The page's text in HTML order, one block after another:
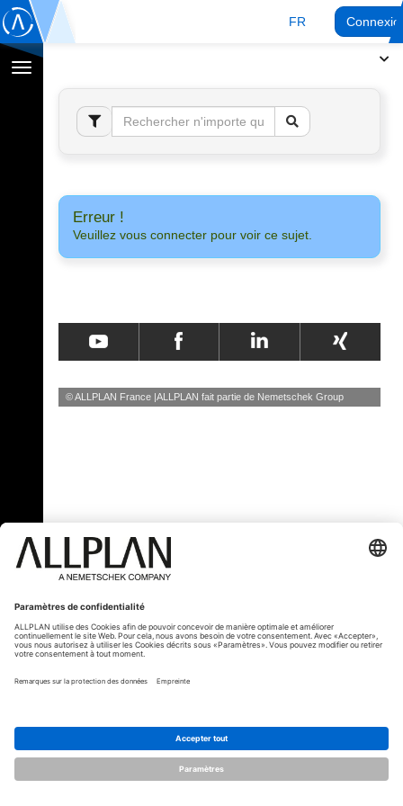
FR
Afficher
Erreur !
Veuillez vous connecter pour voir ce sujet.
© ALLPLAN France ALLPLAN fait partie de Nemetschek Group